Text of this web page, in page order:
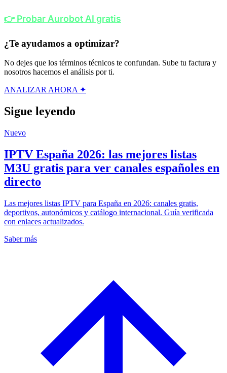
👉 Probar Aurobot AI gratis
¿Te ayudamos a optimizar?
No dejes que los términos técnicos te confundan. Sube tu factura y
nosotros hacemos el análisis por ti.
ANALIZAR AHORA ✦
Sigue leyendo
Nuevo
IPTV España 2026: las mejores listas
M3U gratis para ver canales españoles en
directo
Las mejores listas IPTV para España en 2026: canales gratis,
deportivos, autonómicos y catálogo internacional. Guía verificada
con enlaces actualizados.
Saber más